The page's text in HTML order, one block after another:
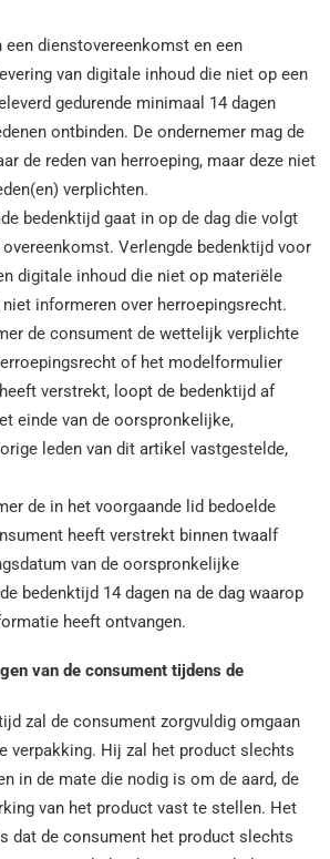
een dienstovereenkomst en een
van digitale inhoud die niet op een
gedurende minimaal 14 dagen
ontbinden. De ondernemer mag de
de reden van herroeping, maar deze niet
verplichten.
bedenktijd gaat in op de dag die volgt
Verlengde bedenktijd voor
digitale inhoud die niet op materiële
informeren over herroepingsrecht.
de consument de wettelijk verplichte
of het modelformulier
verstrekt, loopt de bedenktijd af
einde van de oorspronkelijke,
leden van dit artikel vastgestelde,
de in het voorgaande lid bedoelde
heeft verstrekt binnen twaalf
van de oorspronkelijke
bedenktijd 14 dagen na de dag waarop
heeft ontvangen.
van de consument tijdens de
zal de consument zorgvuldig omgaan
verpakking. Hij zal het product slechts
in de mate die nodig is om de aard, de
van het product vast te stellen. Het
dat de consument het product slechts